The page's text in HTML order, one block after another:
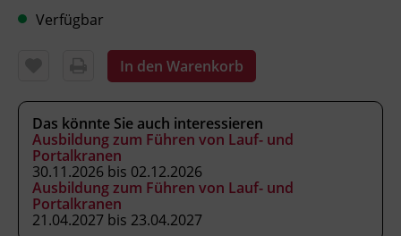
Ladungen fachgerecht sichern.
Notfällen richtig handeln.
Kursformat
Präsenzunterricht
Leitung
Fachtrainer_in
Verfügbar
In den Warenkorb
Das könnte Sie auch interessieren
Ausbildung zum Führen von Lauf- und
Portalkranen
30.11.2026 bis 02.12.2026
Ausbildung zum Führen von Lauf- und
Portalkranen
21.04.2027 bis 23.04.2027